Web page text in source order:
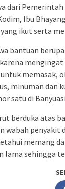
dari Pemerintah
Ibu
ikut serta
bantuan
mengingat
memasak,
minuman dan
satu di
berduka atas
wabah penyakit
memang
lama sehingga